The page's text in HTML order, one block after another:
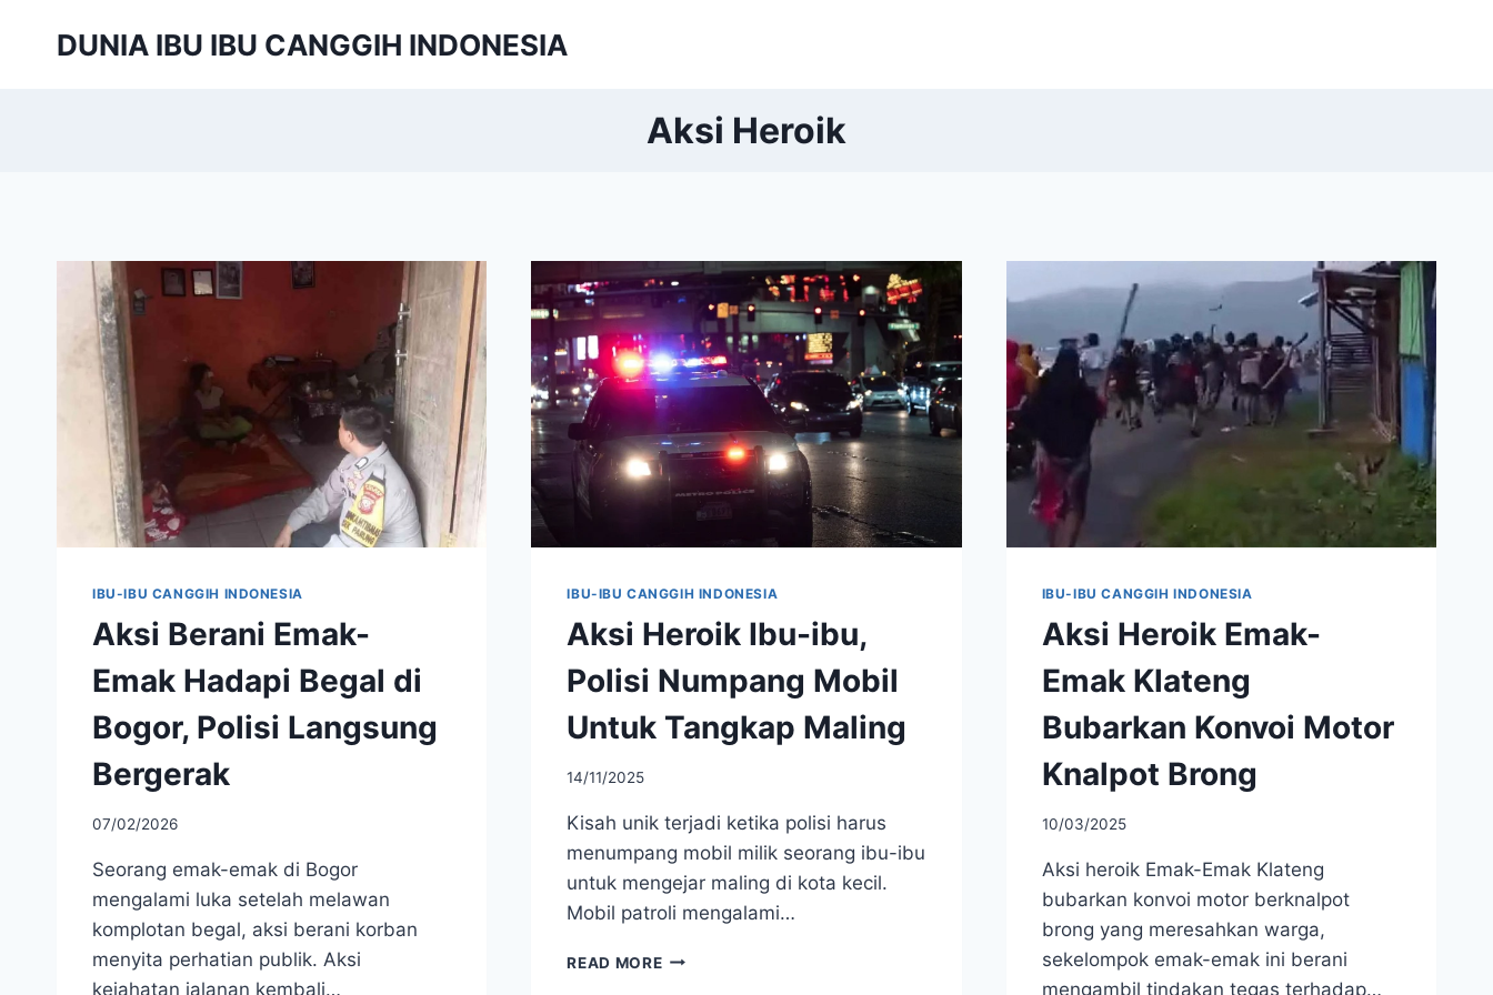
DUNIA IBU IBU CANGGIH INDONESIA
Aksi Heroik
IBU-IBU CANGGIH INDONESIA
Aksi Berani Emak-
Emak Hadapi Begal di
Bogor, Polisi Langsung
Bergerak
07/02/2026
Seorang emak-emak di Bogor
mengalami luka setelah melawan
komplotan begal, aksi berani korban
menyita perhatian publik. Aksi
kejahatan jalanan kembali…
IBU-IBU CANGGIH INDONESIA
Aksi Heroik Ibu-ibu,
Polisi Numpang Mobil
Untuk Tangkap Maling
14/11/2025
Kisah unik terjadi ketika polisi harus
menumpang mobil milik seorang ibu-ibu
untuk mengejar maling di kota kecil.
Mobil patroli mengalami…
READ MOREAKSI
IBU-IBU CANGGIH INDONESIA
Aksi Heroik Emak-
Emak Klateng
Bubarkan Konvoi Motor
Knalpot Brong
10/03/2025
Aksi heroik Emak-Emak Klateng
bubarkan konvoi motor berknalpot
brong yang meresahkan warga,
sekelompok emak-emak ini berani
mengambil tindakan tegas terhadap…